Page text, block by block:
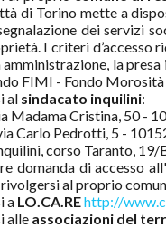
di Torino mette a
dei servizi
I criteri d’accesso
la
FIMI - Fondo
al sindacato inquilini:
Madama Cristina, 50 -
Carlo Pedrotti, 5 -
corso Taranto, 19/
domanda di accesso all'
al proprio
a LO.CA.REhttp://
alle associazioni del